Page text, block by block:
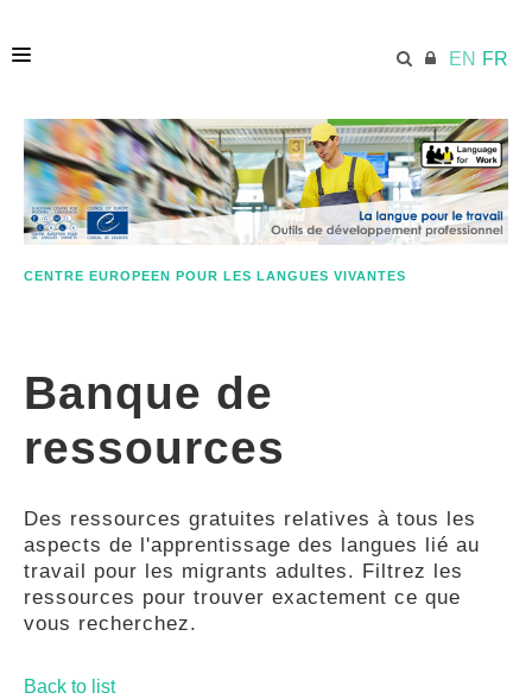
EN FR
ACCUEIL
ECML.AT
COMPÉTENCES
GUIDES
CENTRE EUROPEEN POUR LES LANGUES VIVANTES
Banque de
ressources
Des ressources gratuites relatives à tous les
aspects de l'apprentissage des langues lié au
travail pour les migrants adultes. Filtrez les
ressources pour trouver exactement ce que
vous recherchez.
Back to list